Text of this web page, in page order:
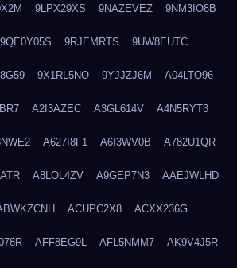
9LPX29XS 9NAZEVEZ 9NM3IO8B
9QE0Y05S 9RJEMRTS 9UW8EUTC
9X1RL5NO 9YJJZJ6M A04LTO96
A2I3AZEC A3GL614V A4N5RYT3
A627I8F1 A6I3WV0B A782U1QR
A8LOL4ZV A9GEP7N3 AAEJWLHD
ACUPC2X8 ACXX236G
AFF8EG9L AFL5NMM7 AK9V4J5R